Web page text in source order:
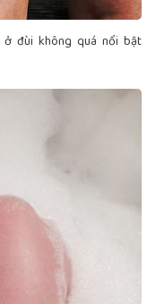
ở đùi không quá nổi bật